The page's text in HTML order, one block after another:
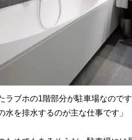
ラブホの1階部分が駐車場なので
を排水するのが主な仕事です」